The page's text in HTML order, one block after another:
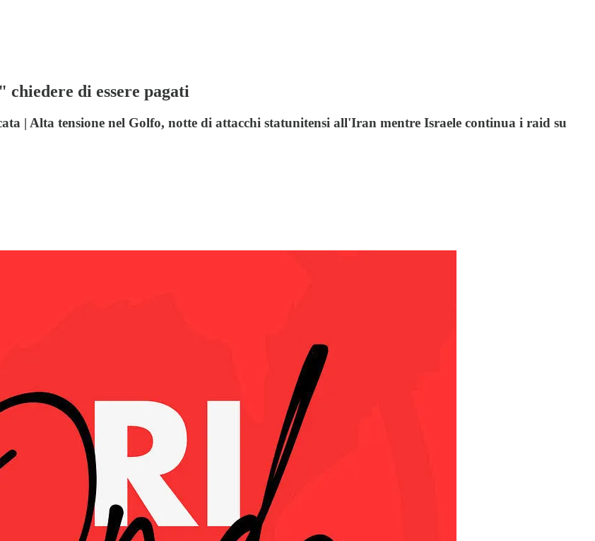
di essere pagati
| Alta tensione nel Golfo, notte di attacchi statunitensi all'Iran mentre Israele continua i raid su